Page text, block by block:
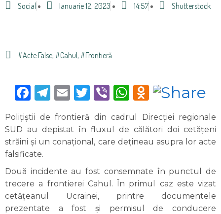
Social Ianuarie 12, 2023 14:57 Shutterstock
#acte False, #Cahul , #frontieră
Facebook
Telegram
EmailTwitter
ViberWhatsApp
Polițiștii de frontieră din cadrul Direcției regionale
SUD au depistat în fluxul de călători doi cetățeni
străini și un conațional, care dețineau asupra lor acte
falsificate.
Două incidente au fost consemnate în punctul de
trecere a frontierei Cahul. În primul caz este vizat
cetățeanul Ucrainei, printre documentele
prezentate a fost și permisul de conducere